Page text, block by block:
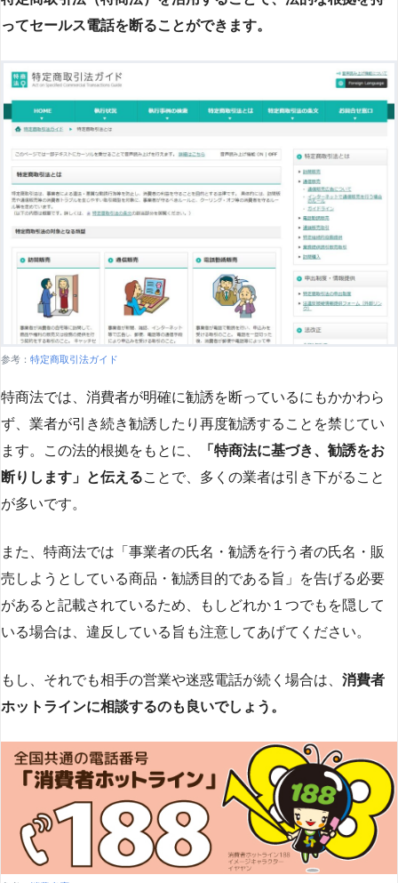
ってセールス電話を断ることができます。
参考： 特定商取引法ガイド
特商法では、消費者が明確に勧誘を断っているにもかかわら
ず、業者が引き続き勧誘したり再度勧誘することを禁じてい
ます。この法的根拠をもとに、
「特商法に基づき、勧誘をお
断りします」と伝えることで、多くの業者は引き下がること
が多いです​​。
また、特商法では「事業者の氏名・勧誘を行う者の氏名・販
売しようとしている商品・勧誘目的である旨」を告げる必要
があると記載されているため、もしどれか１つでもを隠して
いる場合は、違反している旨も注意してあげてください。
もし、それでも相手の営業や迷惑電話が続く場合は、 消費者
ホットラインに相談するのも良いでしょう。